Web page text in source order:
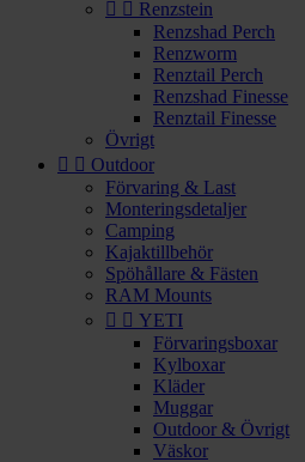
  Renzstein
Renzshad Perch
Renzworm
Renztail Perch
Renzshad Finesse
Renztail Finesse
Övrigt
  Outdoor
Förvaring & Last
Monteringsdetaljer
Camping
Kajaktillbehör
Spöhållare & Fästen
RAM Mounts
  YETI
Förvaringsboxar
Kylboxar
Kläder
Muggar
Outdoor & Övrigt
Väskor